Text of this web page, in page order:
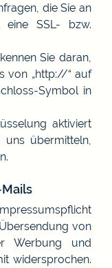
die Sie an
eine SSL- bzw.
Sie daran,
von „http://“ auf
Symbol in
aktiviert
uns übermitteln,
von
Werbung und
widersprochen.